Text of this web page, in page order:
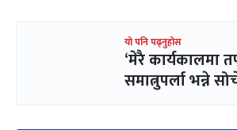
यो पनि पढ्नुहोस
‘मेरै कार्यकालमा
समात्नुपर्ला भन्ने